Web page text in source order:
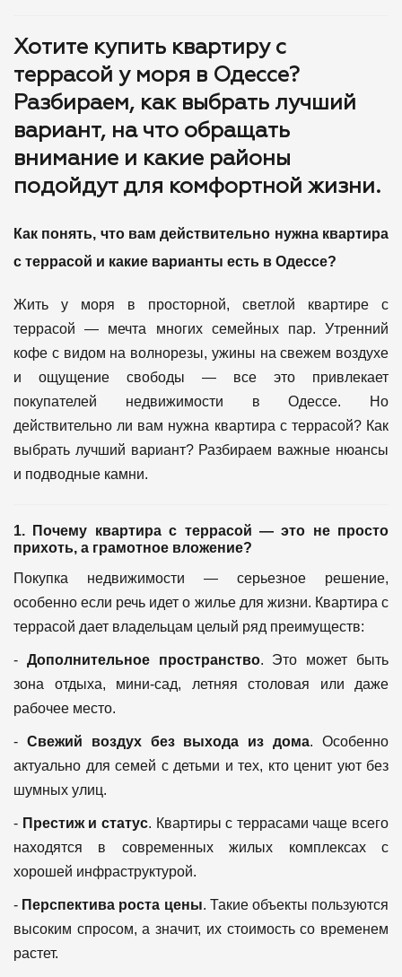
Хотите купить квартиру с
террасой у моря в Одессе?
Разбираем, как выбрать лучший
вариант, на что обращать
внимание и какие районы
подойдут для комфортной жизни.
Как понять, что вам действительно нужна квартира
с террасой и какие варианты есть в Одессе?
Жить у моря в просторной, светлой квартире с
террасой — мечта многих семейных пар. Утренний
кофе с видом на волнорезы, ужины на свежем воздухе
и ощущение свободы — все это привлекает
покупателей недвижимости в Одессе. Но
действительно ли вам нужна квартира с террасой? Как
выбрать лучший вариант? Разбираем важные нюансы
и подводные камни.
1. Почему квартира с террасой — это не просто
прихоть, а грамотное вложение?
Покупка недвижимости — серьезное решение,
особенно если речь идет о жилье для жизни. Квартира с
террасой дает владельцам целый ряд преимуществ:
- Дополнительное пространство. Это может быть
зона отдыха, мини-сад, летняя столовая или даже
рабочее место.
- Свежий воздух без выхода из дома. Особенно
актуально для семей с детьми и тех, кто ценит уют без
шумных улиц.
- Престиж и статус. Квартиры с террасами чаще всего
находятся в современных жилых комплексах с
хорошей инфраструктурой.
- Перспектива роста цены. Такие объекты пользуются
высоким спросом, а значит, их стоимость со временем
растет.